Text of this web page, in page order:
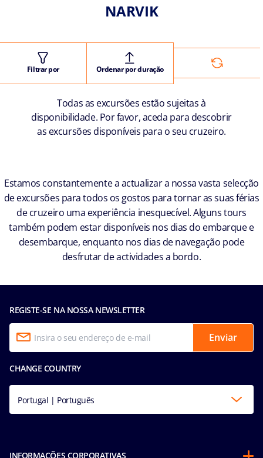
NARVIK
Filtrar por Ordenar por duração
Todas as excursões estão sujeitas à
disponibilidade. Por favor, aceda para descobrir
as excursões disponíveis para o seu cruzeiro.
Estamos constantemente a actualizar a nossa vasta selecção
de excursões para todos os gostos para tornar as suas férias
de cruzeiro uma experiência inesquecível. Alguns tours
também podem estar disponíveis nos dias do embarque e
desembarque, enquanto nos dias de navegação pode
desfrutar de actividades a bordo.
REGISTE-SE NA NOSSA NEWSLETTER
Enviar
CHANGE COUNTRY
Portugal | Português
INFORMAÇÕES CORPORATIVAS